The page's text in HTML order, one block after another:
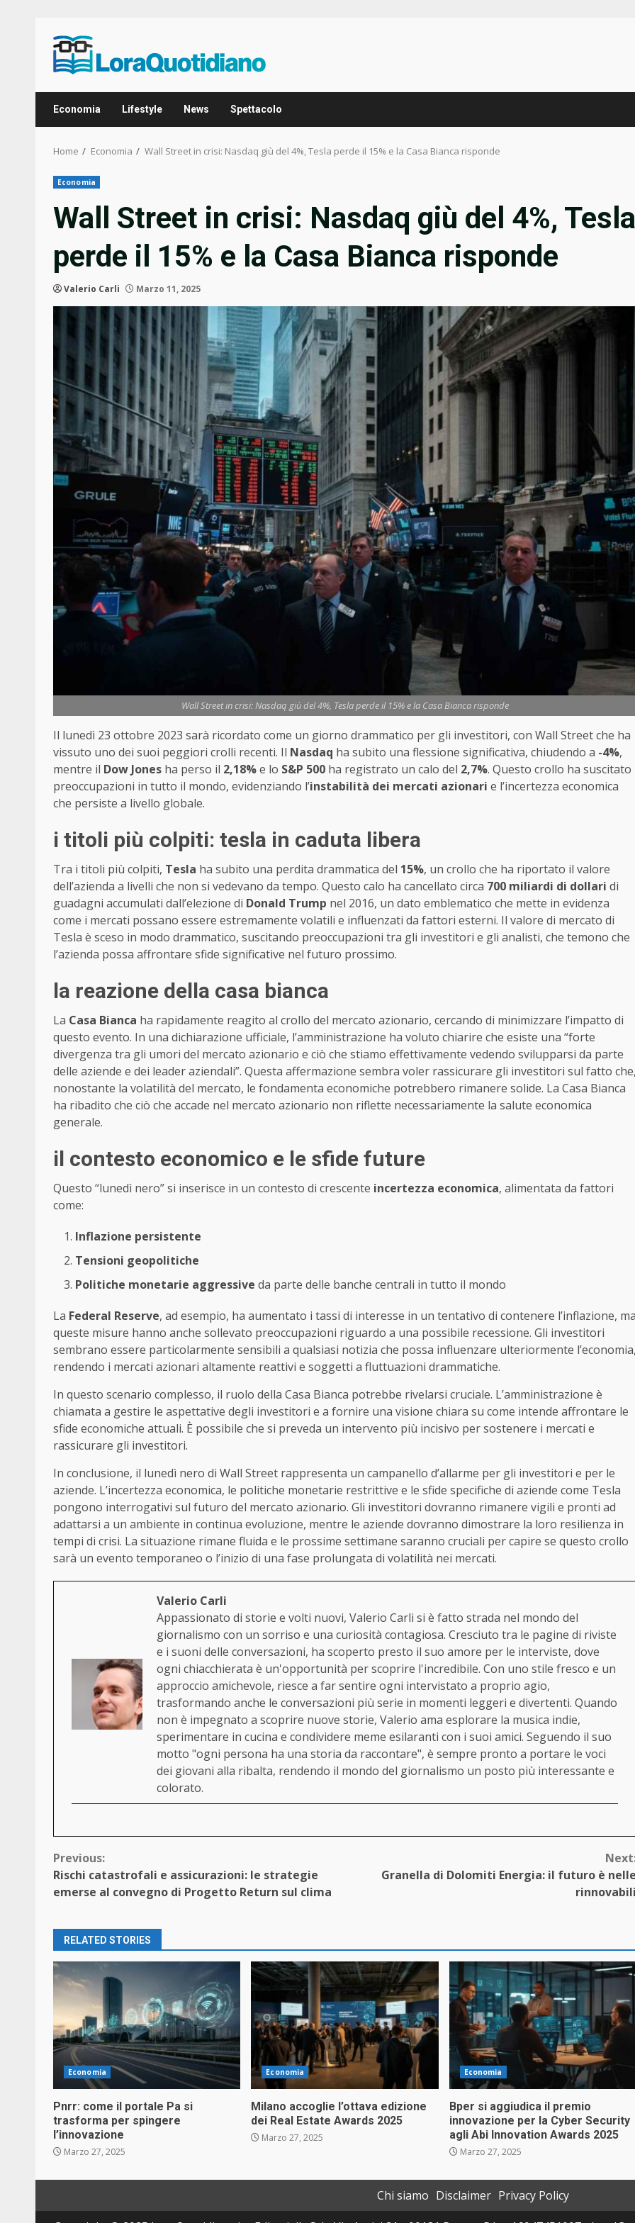
content
Economia Lifestyle News Spettacolo
Home Economia Wall Street in crisi: Nasdaq giù del 4%, Tesla perde il 15% e la Casa Bianca risponde
Economia
Wall Street in crisi: Nasdaq giù del 4%, Tesla
perde il 15% e la Casa Bianca risponde
Valerio Carli Marzo 11, 2025
Wall Street in crisi: Nasdaq giù del 4%, Tesla perde il 15% e la Casa Bianca risponde
Il lunedì 23 ottobre 2023 sarà ricordato come un giorno drammatico per gli investitori, con Wall Street che ha
vissuto uno dei suoi peggiori crolli recenti. Il Nasdaq ha subito una flessione significativa, chiudendo a -4%,
mentre il Dow Jones ha perso il 2,18%e lo S&P 500 ha registrato un calo del 2,7%. Questo crollo ha suscitato
preoccupazioni in tutto il mondo, evidenziando l’instabilità dei mercati azionari e l’incertezza economica
che persiste a livello globale.
i titoli più colpiti: tesla in caduta libera
Tra i titoli più colpiti, Tesla ha subito una perdita drammatica del 15%, un crollo che ha riportato il valore
dell’azienda a livelli che non si vedevano da tempo. Questo calo ha cancellato circa 700 miliardi di dollari di
guadagni accumulati dall’elezione di Donald Trump nel 2016, un dato emblematico che mette in evidenza
come i mercati possano essere estremamente volatili e influenzati da fattori esterni. Il valore di mercato di
Tesla è sceso in modo drammatico, suscitando preoccupazioni tra gli investitori e gli analisti, che temono che
l’azienda possa affrontare sfide significative nel futuro prossimo.
la reazione della casa bianca
La Casa Bianca ha rapidamente reagito al crollo del mercato azionario, cercando di minimizzare l’impatto di
questo evento. In una dichiarazione ufficiale, l’amministrazione ha voluto chiarire che esiste una “forte
divergenza tra gli umori del mercato azionario e ciò che stiamo effettivamente vedendo svilupparsi da parte
delle aziende e dei leader aziendali”. Questa affermazione sembra voler rassicurare gli investitori sul fatto
nonostante la volatilità del mercato, le fondamenta economiche potrebbero rimanere solide. La Casa Bianca
ha ribadito che ciò che accade nel mercato azionario non riflette necessariamente la salute economica
generale.
il contesto economico e le sfide future
Questo “lunedì nero” si inserisce in un contesto di crescente incertezza economica, alimentata da fattori
come:
Inflazione persistente
Tensioni geopolitiche
Politiche monetarie aggressive da parte delle banche centrali in tutto il mondo
La Federal Reserve, ad esempio, ha aumentato i tassi di interesse in un tentativo di contenere l’inflazione,
queste misure hanno anche sollevato preoccupazioni riguardo a una possibile recessione. Gli investitori
sembrano essere particolarmente sensibili a qualsiasi notizia che possa influenzare ulteriormente
rendendo i mercati azionari altamente reattivi e soggetti a fluttuazioni drammatiche.
In questo scenario complesso, il ruolo della Casa Bianca potrebbe rivelarsi cruciale. L’amministrazione è
chiamata a gestire le aspettative degli investitori e a fornire una visione chiara su come intende affrontare le
sfide economiche attuali. È possibile che si preveda un intervento più incisivo per sostenere i mercati e
rassicurare gli investitori.
In conclusione, il lunedì nero di Wall Street rappresenta un campanello d’allarme per gli investitori e per le
aziende. L’incertezza economica, le politiche monetarie restrittive e le sfide specifiche di aziende come Tesla
pongono interrogativi sul futuro del mercato azionario. Gli investitori dovranno rimanere vigili e pronti ad
adattarsi a un ambiente in continua evoluzione, mentre le aziende dovranno dimostrare la loro resilienza in
tempi di crisi. La situazione rimane fluida e le prossime settimane saranno cruciali per capire se questo crollo
sarà un evento temporaneo o l’inizio di una fase prolungata di volatilità nei mercati.
Valerio Carli
Appassionato di storie e volti nuovi, Valerio Carli si è fatto strada nel mondo del
giornalismo con un sorriso e una curiosità contagiosa. Cresciuto tra le pagine di riviste
e i suoni delle conversazioni, ha scoperto presto il suo amore per le interviste, dove
ogni chiacchierata è un'opportunità per scoprire l'incredibile. Con uno stile fresco e un
approccio amichevole, riesce a far sentire ogni intervistato a proprio agio,
trasformando anche le conversazioni più serie in momenti leggeri e divertenti. Quando
non è impegnato a scoprire nuove storie, Valerio ama esplorare la musica indie,
sperimentare in cucina e condividere meme esilaranti con i suoi amici. Seguendo il suo
motto "ogni persona ha una storia da raccontare", è sempre pronto a portare le voci
dei giovani alla ribalta, rendendo il mondo del giornalismo un posto più interessante e
colorato.
Continue
Reading
Previous:
Rischi catastrofali e assicurazioni: le strategie
emerse al convegno di Progetto Return sul clima
Granella di Dolomiti Energia: il futuro è
RELATED STORIES
Economia
Pnrr: come il portale Pa si
trasforma per spingere
l’innovazione
Marzo 27, 2025
Economia
Milano accoglie l’ottava edizione
dei Real Estate Awards 2025
Marzo 27, 2025
Economia
Bper si aggiudica il premio
innovazione per la Cyber Security
agli Abi Innovation Awards 2025
Marzo 27, 2025
Chi siamo Disclaimer Privacy Policy